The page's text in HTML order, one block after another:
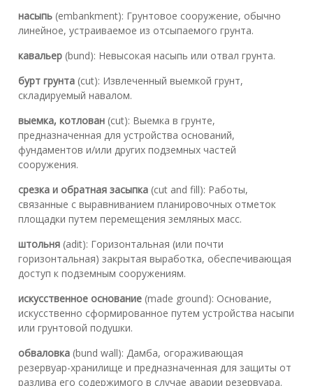
насыпь (embankment): Грунтовое сооружение, обычно
линейное, устраиваемое из отсыпаемого грунта.
кавальер (bund): Невысокая насыпь или отвал грунта.
бурт грунта (cut): Извлеченный выемкой грунт,
складируемый навалом.
выемка, котлован (cut): Выемка в грунте,
предназначенная для устройства оснований,
фундаментов и/или других подземных частей
сооружения.
срезка и обратная засыпка (cut and fill): Работы,
связанные с выравниванием планировочных отметок
площадки путем перемещения земляных масс.
штольня (adit): Горизонтальная (или почти
горизонтальная) закрытая выработка, обеспечивающая
доступ к подземным сооружениям.
искусственное основание (made ground): Основание,
искусственно сформированное путем устройства насыпи
или грунтовой подушки.
обваловка (bund wall): Дамба, огораживающая
резервуар-хранилище и предназначенная для защиты от
разлива его содержимого в случае аварии резервуара.